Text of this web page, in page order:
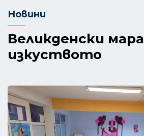
Новини
Великденски
изкуството